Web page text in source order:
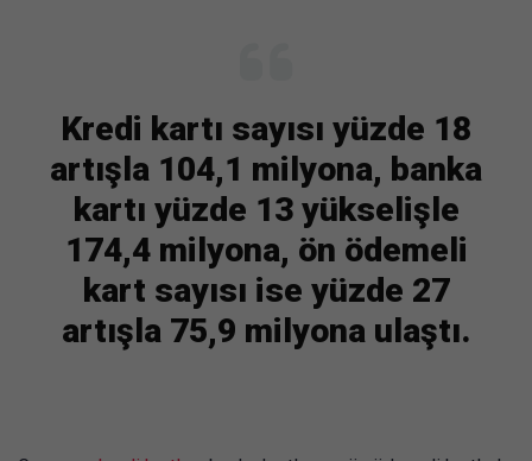
Kredi kartı sayısı yüzde 18
artışla 104,1 milyona, banka
kartı yüzde 13 yükselişle
174,4 milyona, ön ödemeli
kart sayısı ise yüzde 27
artışla 75,9 milyona ulaştı.